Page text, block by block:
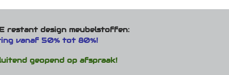
restant design meubelstoffen:
vanaf 50% tot 80%!
geopend op afspraak!